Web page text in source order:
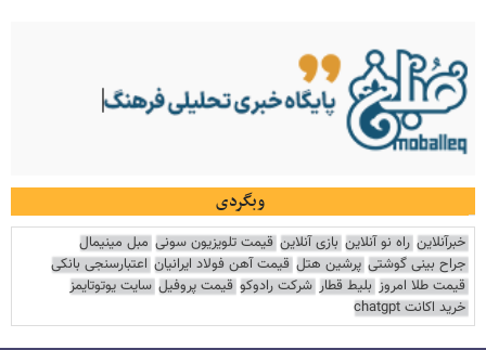
وبگردی
خبرآنلاین راه نو آنلاین بازی آنلاین قیمت تلویزیون سونی مبل مینیمال
جراح بینی گوشتی پرشین هتل قیمت آهن فولاد ایرانیان اعتبارسنجی بانکی
قیمت طلا امروز بلیط قطار شرکت رادوکو قیمت پروفیل سایت یوتوتایمز
خرید اکانت chatgpt